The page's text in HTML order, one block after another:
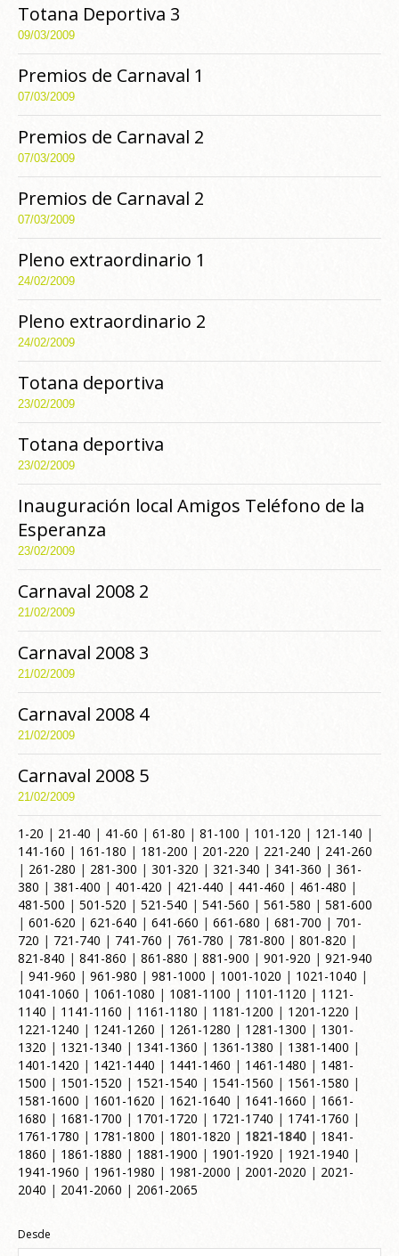
Totana Deportiva 3
09/03/2009
Premios de Carnaval 1
07/03/2009
Premios de Carnaval 2
07/03/2009
Premios de Carnaval 2
07/03/2009
Pleno extraordinario 1
24/02/2009
Pleno extraordinario 2
24/02/2009
Totana deportiva
23/02/2009
Totana deportiva
23/02/2009
Inauguración local Amigos Teléfono de la
Esperanza
23/02/2009
Carnaval 2008 2
21/02/2009
Carnaval 2008 3
21/02/2009
Carnaval 2008 4
21/02/2009
Carnaval 2008 5
21/02/2009
1-20 | 21-40 | 41-60 | 61-80 | 81-100 | 101-120 | 121-140 |
141-160 | 161-180 | 181-200 | 201-220 | 221-240 | 241-260
| 261-280 | 281-300 | 301-320 | 321-340 | 341-360 | 361-
380 | 381-400 | 401-420 | 421-440 | 441-460 | 461-480 |
481-500 | 501-520 | 521-540 | 541-560 | 561-580 | 581-600
| 601-620 | 621-640 | 641-660 | 661-680 | 681-700 | 701-
720 | 721-740 | 741-760 | 761-780 | 781-800 | 801-820 |
821-840 | 841-860 | 861-880 | 881-900 | 901-920 | 921-940
| 941-960 | 961-980 | 981-1000 | 1001-1020 | 1021-1040 |
1041-1060 | 1061-1080 | 1081-1100 | 1101-1120 | 1121-
1140 | 1141-1160 | 1161-1180 | 1181-1200 | 1201-1220 |
1221-1240 | 1241-1260 | 1261-1280 | 1281-1300 | 1301-
1320 | 1321-1340 | 1341-1360 | 1361-1380 | 1381-1400 |
1401-1420 | 1421-1440 | 1441-1460 | 1461-1480 | 1481-
1500 | 1501-1520 | 1521-1540 | 1541-1560 | 1561-1580 |
1581-1600 | 1601-1620 | 1621-1640 | 1641-1660 | 1661-
1680 | 1681-1700 | 1701-1720 | 1721-1740 | 1741-1760 |
1761-1780 | 1781-1800 | 1801-1820 | 1821-1840 | 1841-
1860 | 1861-1880 | 1881-1900 | 1901-1920 | 1921-1940 |
1941-1960 | 1961-1980 | 1981-2000 | 2001-2020 | 2021-
2040 | 2041-2060 | 2061-2065
Desde